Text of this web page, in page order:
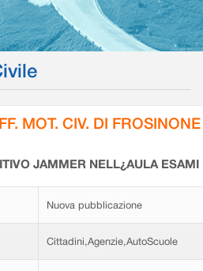
MOT. CIV. DI FROSINONE
JAMMER NELL¿AULA ESAMI
Nuova pubblicazione
Cittadini,Agenzie,AutoScuole